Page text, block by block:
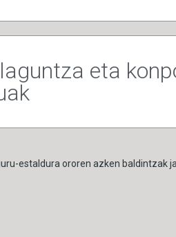
eta
estaldura ororen azken baldintzak